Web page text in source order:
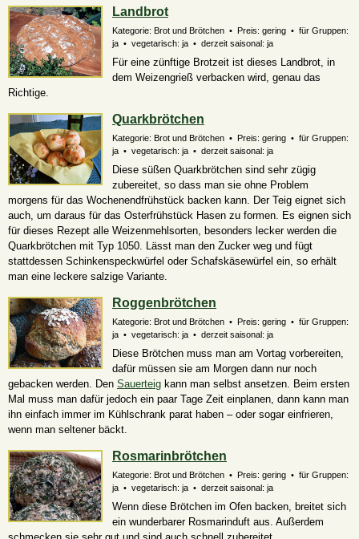
Landbrot
Kategorie: Brot und Brötchen • Preis: gering • für Gruppen:
ja • vegetarisch: ja • derzeit saisonal: ja
Für eine zünftige Brotzeit ist dieses Landbrot, in
dem Weizengrieß verbacken wird, genau das
Richtige.
Quarkbrötchen
Kategorie: Brot und Brötchen • Preis: gering • für Gruppen:
ja • vegetarisch: ja • derzeit saisonal: ja
Diese süßen Quarkbrötchen sind sehr zügig
zubereitet, so dass man sie ohne Problem
morgens für das Wochenendfrühstück backen kann. Der Teig eignet sich
auch, um daraus für das Osterfrühstück Hasen zu formen. Es eignen sich
für dieses Rezept alle Weizenmehlsorten, besonders lecker werden die
Quarkbrötchen mit Typ 1050. Lässt man den Zucker weg und fügt
stattdessen Schinkenspeckwürfel oder Schafskäsewürfel ein, so erhält
man eine leckere salzige Variante.
Roggenbrötchen
Kategorie: Brot und Brötchen • Preis: gering • für Gruppen:
ja • vegetarisch: ja • derzeit saisonal: ja
Diese Brötchen muss man am Vortag vorbereiten,
dafür müssen sie am Morgen dann nur noch
gebacken werden. Den Sauerteig kann man selbst ansetzen. Beim ersten
Mal muss man dafür jedoch ein paar Tage Zeit einplanen, dann kann man
ihn einfach immer im Kühlschrank parat haben – oder sogar einfrieren,
wenn man seltener bäckt.
Rosmarinbrötchen
Kategorie: Brot und Brötchen • Preis: gering • für Gruppen:
ja • vegetarisch: ja • derzeit saisonal: ja
Wenn diese Brötchen im Ofen backen, breitet sich
ein wunderbarer Rosmarinduft aus. Außerdem